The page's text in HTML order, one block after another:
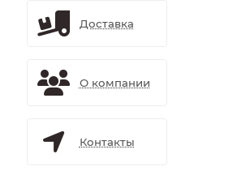
Доставка
О компании
Контакты